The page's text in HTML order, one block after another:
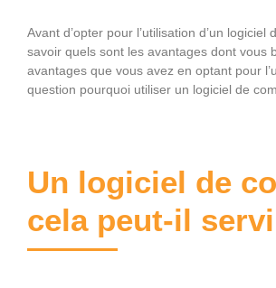
Avant d’opter pour l’utilisation d’un
savoir quels sont les avantages dont vous
avantages que vous avez en optant pour
question pourquoi utiliser un logiciel de
Un logiciel de
cela peut-il